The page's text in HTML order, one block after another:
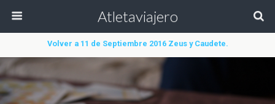
Atletaviajero
Volver a 11 de Septiembre 2016 Zeus y Caudete.